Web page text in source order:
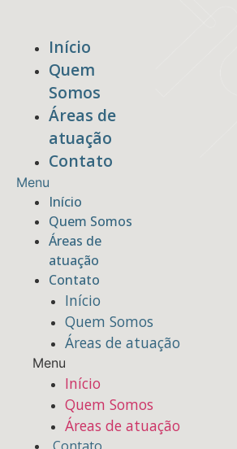
conteúdo
Início
Quem
Somos
Áreas de
atuação
Contato
Menu
Início
Quem Somos
Áreas de
atuação
Contato
Início
Quem Somos
Áreas de atuação
Menu
Início
Quem Somos
Áreas de atuação